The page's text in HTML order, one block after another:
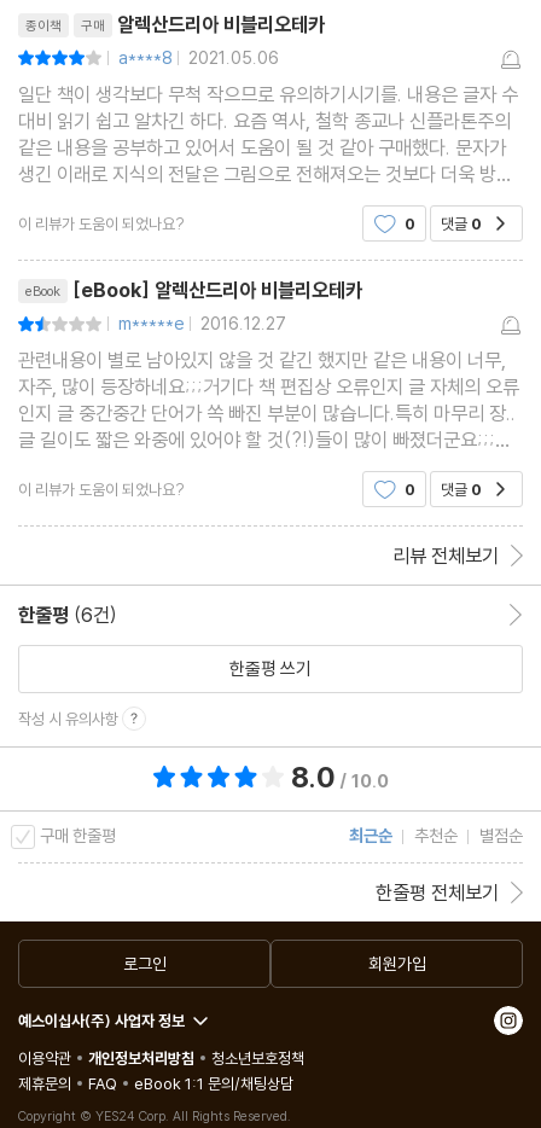
종이책 구매 알렉산드리아 비블리오테카
| a****8 | 2021.05.06
일단 책이 생각보다 무척 작으므로 유의하기시기를. 내용은 글자 수
대비 읽기 쉽고 알차긴 하다. 요즘 역사, 철학 종교나 신플라톤주의
같은 내용을 공부하고 있어서 도움이 될 것 같아 구매했다. 문자가
생긴 이래로 지식의 전달은 그림으로 전해져오는 것보다 더욱 방대
한 양으로 이루어질 수 있게 됐다. 역사를 거쳐오면서 문자는 글이
이 리뷰가 도움이 되었나요? 0 댓글 0
eBook [eBook] 알렉산드리아 비블리오테카
| m*****e | 2016.12.27
관련내용이 별로 남아있지 않을 것 같긴 했지만 같은 내용이 너무,
자주, 많이 등장하네요;;;거기다 책 편집상 오류인지 글 자체의 오류
인지 글 중간중간 단어가 쏙 빠진 부분이 많습니다.특히 마무리 장..
글 길이도 짧은 와중에 있어야 할 것(?!)들이 많이 빠졌더군요;;;
또... 중간중간 글이 너무 번역투라 읽기 힘드네요;;;;;내용은 제법
흥미로운데.. 안타깝다는...
이 리뷰가 도움이 되었나요? 0 댓글 0
리뷰 전체보기
한줄평 (6건)
한줄평 쓰기
작성 시 유의사항
8.0 / 10.0
구매 한줄평 최근순 추천순 별점순
한줄평 전체보기
로그인 회원가입
예스이십사(주) 사업자 정보
이용약관
개인정보처리방침
청소년보호정책
제휴문의
FAQ eBook 1:1 문의/채팅상담
Copyright © YES24 Corp. All Rights Reserved.